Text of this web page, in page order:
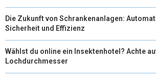
Die Zukunft von Schrankenanlagen:
Sicherheit und Effizienz
Wählst du online ein Insektenhotel? Achte
Lochdurchmesser